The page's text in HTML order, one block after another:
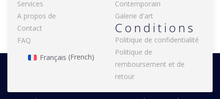
Services
A propos de
Contact
FAQ
Français (French)
Contemporain
Galerie d'art
Conditions
Politique de confidentialité
Politique de
remboursement et de
retour